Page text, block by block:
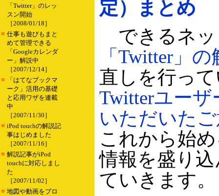
「Twitter」のレッ
スン開始
［2008/01/18］
■ 仕事も遊びもまと
めて管理できる
「Googleカレンダ
ー」解説中
［2007/12/14］
■
「はてなブックマ
ーク」活用の基礎
と応用ワザを連載
中
［2007/11/30］
■ iPod touchの解説記
事はじめました
［2007/11/16］
■ 解説記事がiPod
touchに対応しまし
た
［2007/11/02］
■ 地図や動画をブロ
定）まとめ
できるネッ
「Twitter」
直しを行っ
Twitterユー
いただいた
これから始
情報を盛り
ていきます。